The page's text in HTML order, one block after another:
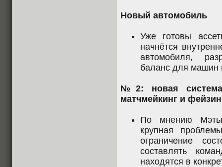
Новый автомобиль
Уже готовы
начнётся
автомобиля,
баланс для машин
№2: новая
матчмейкинг и
По мнению
крупная
ограничение
составлять
находятся в